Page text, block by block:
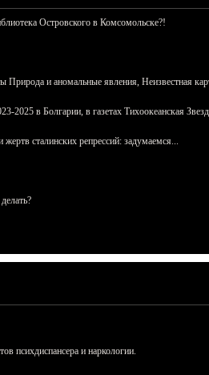
Островского в Комсомольске?!
Природа и аномальные явления, Неизвестная
2025 в Болгарии, в газетах Тихоокеанская
сталинских репрессий: задумаемся...
психдиспансера и наркологии.